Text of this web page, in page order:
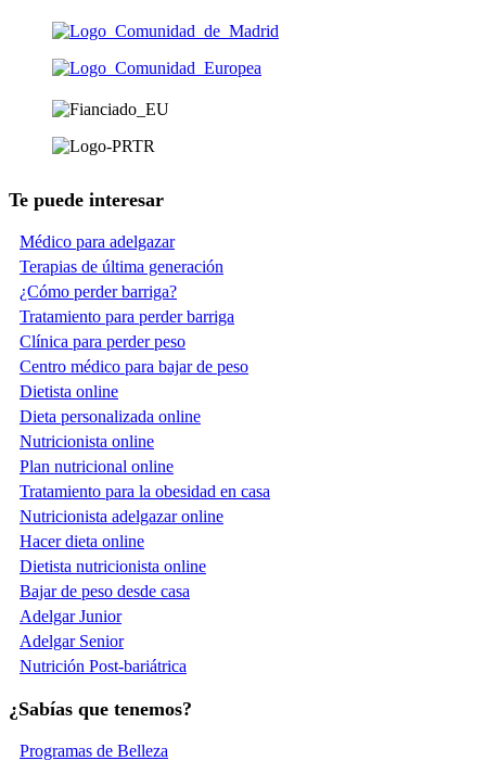
Te puede interesar
Médico para adelgazar
Terapias de última generación
¿Cómo perder barriga?
Tratamiento para perder barriga
Clínica para perder peso
Centro médico para bajar de peso
Dietista online
Dieta personalizada online
Nutricionista online
Plan nutricional online
Tratamiento para la obesidad en casa
Nutricionista adelgazar online
Hacer dieta online
Dietista nutricionista online
Bajar de peso desde casa
Adelgar Junior
Adelgar Senior
Nutrición Post-bariátrica
¿Sabías que tenemos?
Programas de Belleza